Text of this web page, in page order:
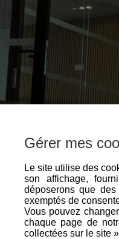
Gérer mes
Le site utilise des
son affichage,
déposerons que
exemptés de
Vous pouvez
chaque page de
collectées sur le site